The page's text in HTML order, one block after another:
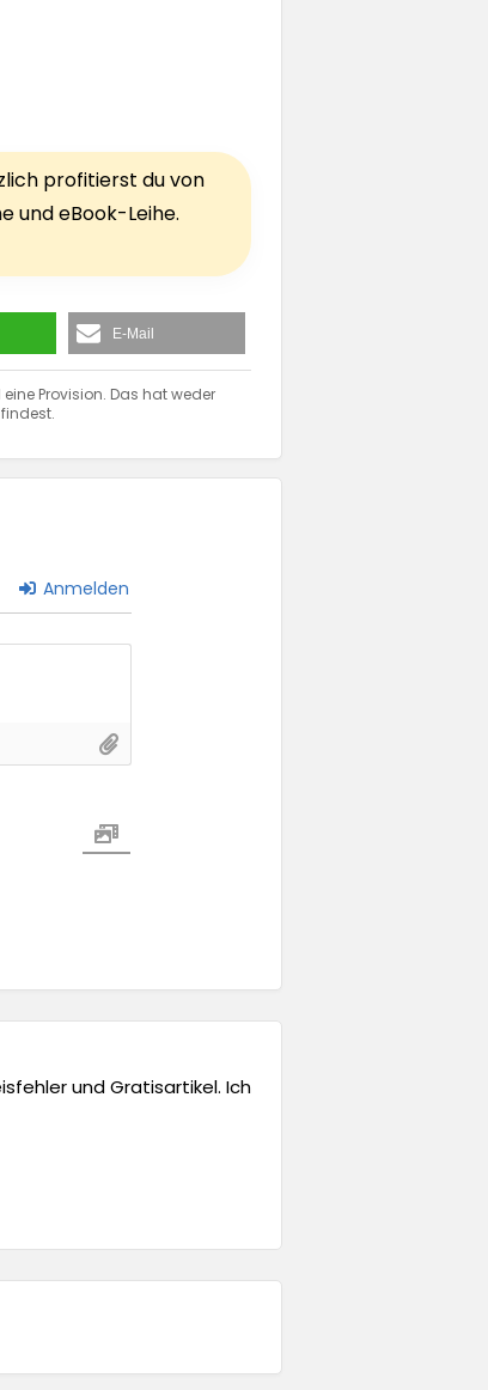
profitierst du von
und eBook-Leihe.
E-Mail
Provision. Das hat weder
Anmelden
und Gratisartikel. Ich